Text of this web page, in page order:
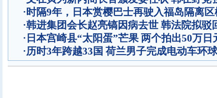
·时隔9年，日本赏樱巴士再驶入福岛隔离
·韩进集团会长赵亮镐因病去世 韩法院拟驳
· 日本宫崎县“太阳蛋”芒果 两个拍出50万日
·历时3年跨越33国 荷兰男子完成电动车环